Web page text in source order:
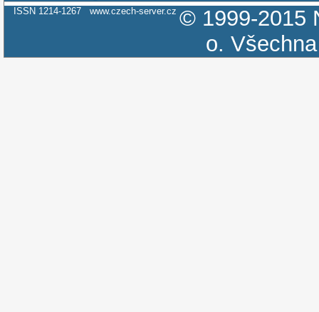
ISSN 1214-1267 www.czech-server.cz © 1999-2015
o.